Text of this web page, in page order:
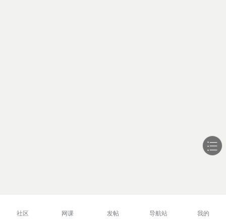
社区 网课 发帖 导航站 我的